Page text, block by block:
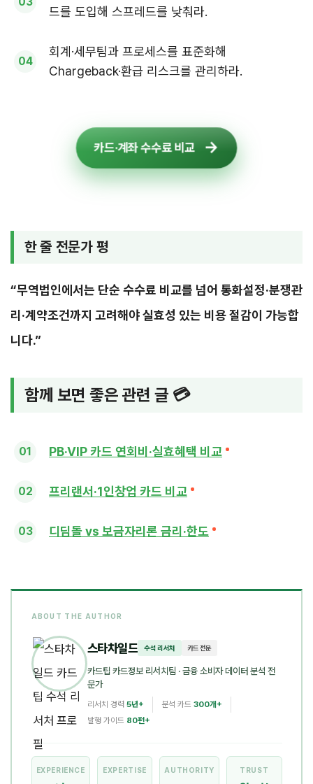
드를 도입해 스프레드를 낮춰라.
회계·세무팀과 프로세스를 표준화해
Chargeback·환급 리스크를 관리하라.
카드·계좌 수수료 비교
한 줄 전문가 평
“무역법인에서는 단순 수수료 비교를 넘어 통화설정·분쟁관
리·계약조건까지 고려해야 실효성 있는 비용 절감이 가능합
니다.”
함께 보면 좋은 관련 글 💳
PB·VIP 카드 연회비·실효혜택 비교
프리랜서·1인창업 카드 비교
디딤돌 vs 보금자리론 금리·한도
ABOUT THE AUTHOR
스타차일드 수석 리서처 카드 전문
카드팁 카드정보 리서치팀 · 금융 소비자 데이터 분석 전
문가
리서치 경력 5년+ 분석 카드 300개+
발행 가이드 80편+
EXPERIENCE EXPERTISE AUTHORITY TRUST